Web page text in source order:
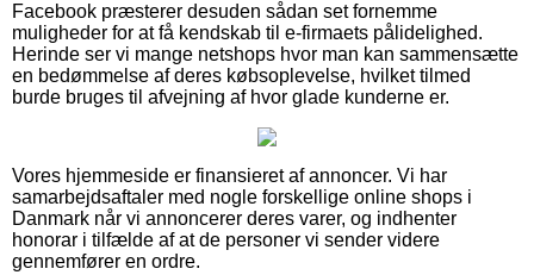
Facebook præsterer desuden sådan set fornemme
muligheder for at få kendskab til e-firmaets pålidelighed.
Herinde ser vi mange netshops hvor man kan sammensætte
en bedømmelse af deres købsoplevelse, hvilket tilmed
burde bruges til afvejning af hvor glade kunderne er.
Vores hjemmeside er finansieret af annoncer. Vi har
samarbejdsaftaler med nogle forskellige online shops i
Danmark når vi annoncerer deres varer, og indhenter
honorar i tilfælde af at de personer vi sender videre
gennemfører en ordre.